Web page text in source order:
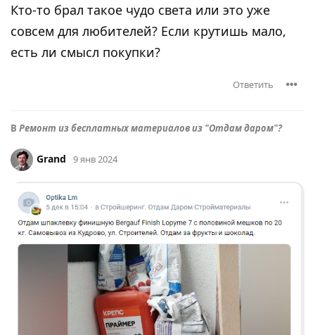
Кто-то брал такое чудо света или это уже
совсем для любителей? Если крутишь мало,
есть ли смысл покупки?
Ответить
В Ремонт из бесплатных материалов из "Отдам даром"?
Grand 9 янв 2024